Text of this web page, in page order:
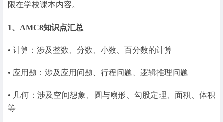
限在学校课本内容。
1、AMC8知识点汇总
• 计算：涉及整数、分数、小数、百分数的计算
• 应用题：涉及应用问题、行程问题、逻辑推理问题
• 几何：涉及空间想象、圆与扇形、勾股定理、面积、体积
等